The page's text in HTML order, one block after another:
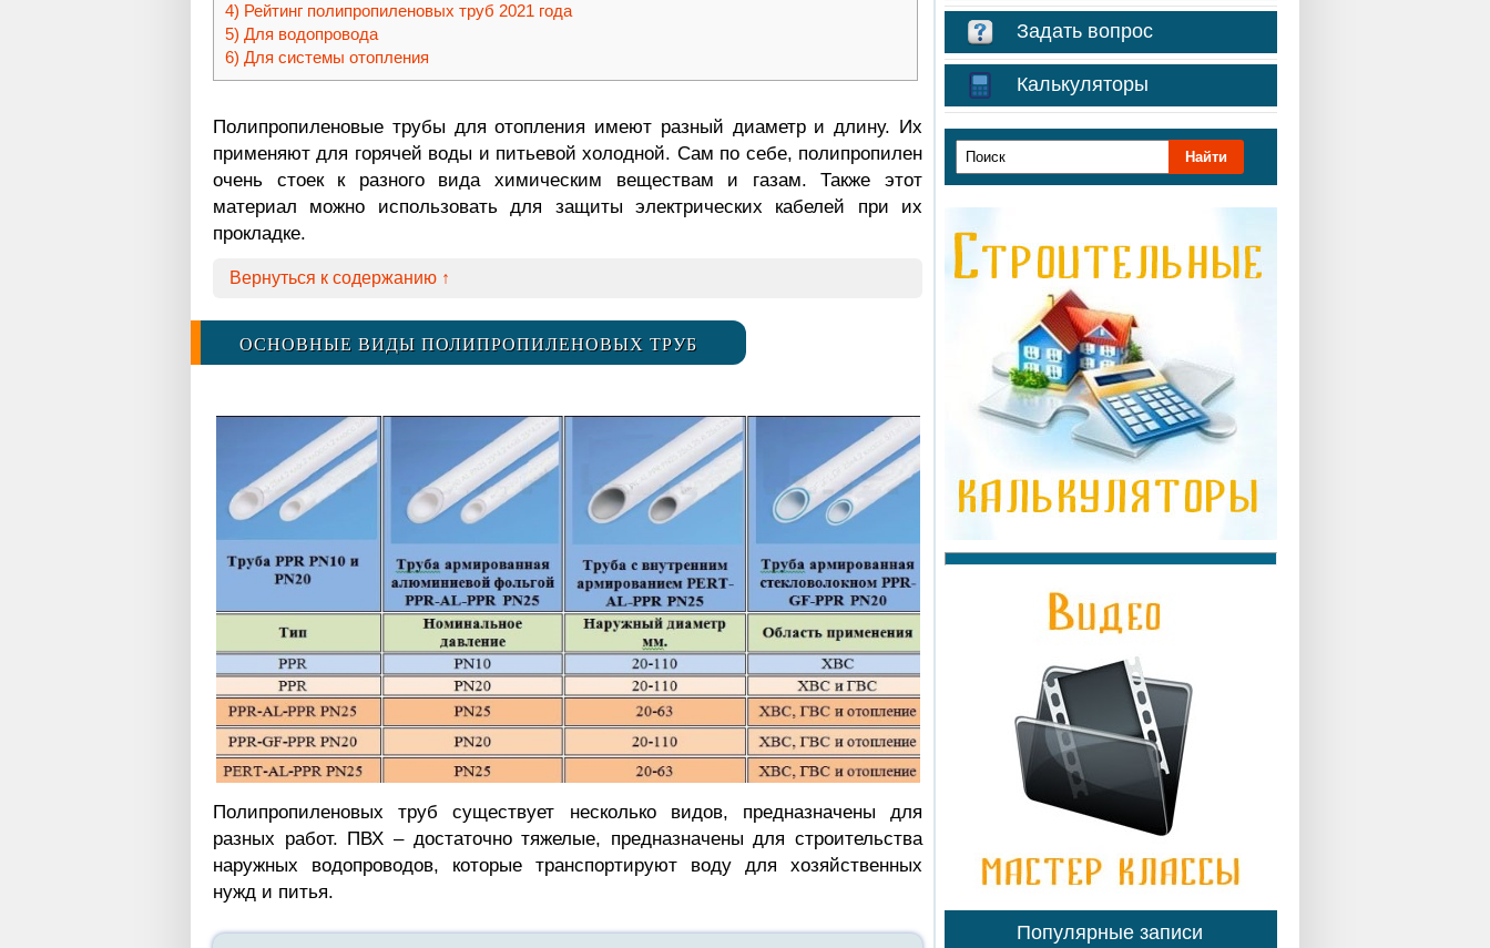
Рейтинг полипропиленовых труб 2021 года
Для водопровода
Для системы отопления
Полипропиленовые трубы для отопления имеют разный диаметр и длину. Их
применяют для горячей воды и питьевой холодной. Сам по себе, полипропилен
очень стоек к разного вида химическим веществам и газам. Также этот
материал можно использовать для защиты электрических кабелей при их
прокладке.
Вернуться к содержанию ↑
ОСНОВНЫЕ ВИДЫ ПОЛИПРОПИЛЕНОВЫХ ТРУБ
Полипропиленовых труб существует несколько видов, предназначены для
разных работ. ПВХ – достаточно тяжелые, предназначены для строительства
наружных водопроводов, которые транспортируют воду для хозяйственных
нужд и питья.
Задать вопрос
Калькуляторы
Популярные записи